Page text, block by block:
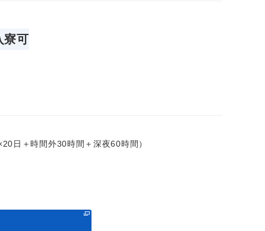
寮可
＋時間外30時間＋深夜60時間）